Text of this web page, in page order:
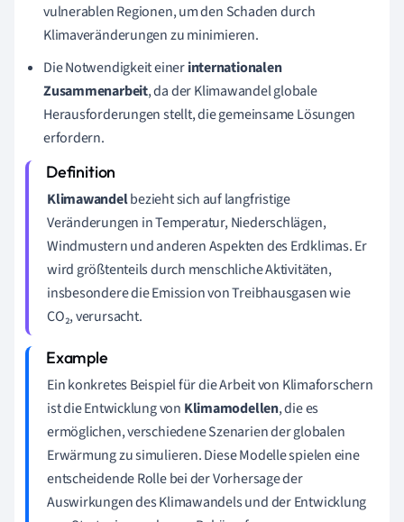
vulnerablen Regionen, um den Schaden durch
Klimaveränderungen zu minimieren.
Die Notwendigkeit einerinternationalen
Zusammenarbeit, da der Klimawandel globale
Herausforderungen stellt, die gemeinsame Lösungen
erfordern.
Klimawandelbezieht sich auf langfristige
Veränderungen in Temperatur, Niederschlägen,
Windmustern und anderen Aspekten des Erdklimas. Er
wird größtenteils durch menschliche Aktivitäten,
insbesondere die Emission von Treibhausgasen wie
CO₂, verursacht.
Ein konkretes Beispiel für die Arbeit von Klimaforschern
ist die Entwicklung von Klimamodellen, die es
ermöglichen, verschiedene Szenarien der globalen
Erwärmung zu simulieren. Diese Modelle spielen eine
entscheidende Rolle bei der Vorhersage der
Auswirkungen des Klimawandels und der Entwicklung